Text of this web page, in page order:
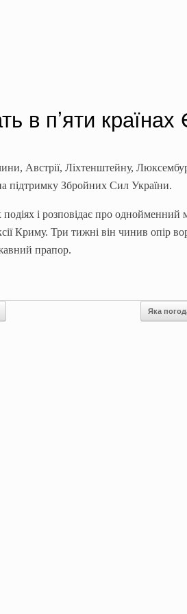
в п’яти
Австрії, Ліхтенштейну,
підтримку Збройних Сил України.
і розповідає про
Криму. Три тижні він чинив опір
прапор.
Яка